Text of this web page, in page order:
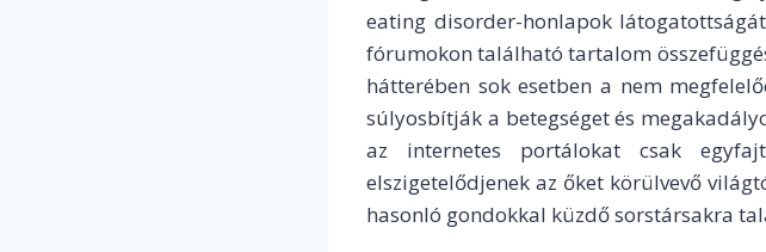
eating disorder-honlapok
fórumokon található tartalom
hátterében sok esetben a nem
súlyosbítják a betegséget és
az internetes portálokat csak
elszigetelődjenek az őket körülvevő
hasonló gondokkal küzdő sorstársakra